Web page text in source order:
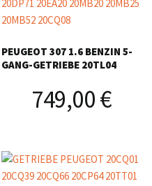
PEUGEOT 307 1.6 BENZIN 5-
GANG-GETRIEBE 20TL04
749,00€